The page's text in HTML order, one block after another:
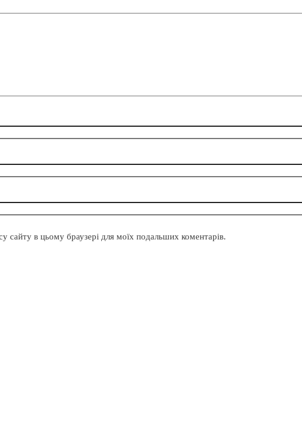
сайту в цьому браузері для моїх подальших коментарів.